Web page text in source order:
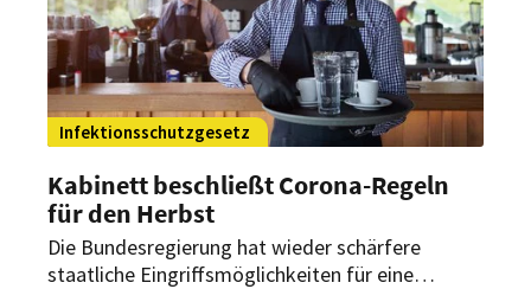
Infektionsschutzgesetz
Kabinett beschließt Corona-Regeln
für den Herbst
Die Bundesregierung hat wieder schärfere
staatliche Eingriffsmöglichkeiten für eine